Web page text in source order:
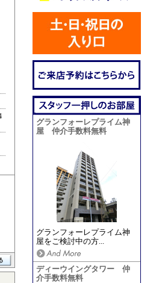
グランフォーレプライム神
屋 仲介手数料無料
グランフォーレプライム神
屋をご検討中の方...
ディーウイングタワー 仲
介手数料無料